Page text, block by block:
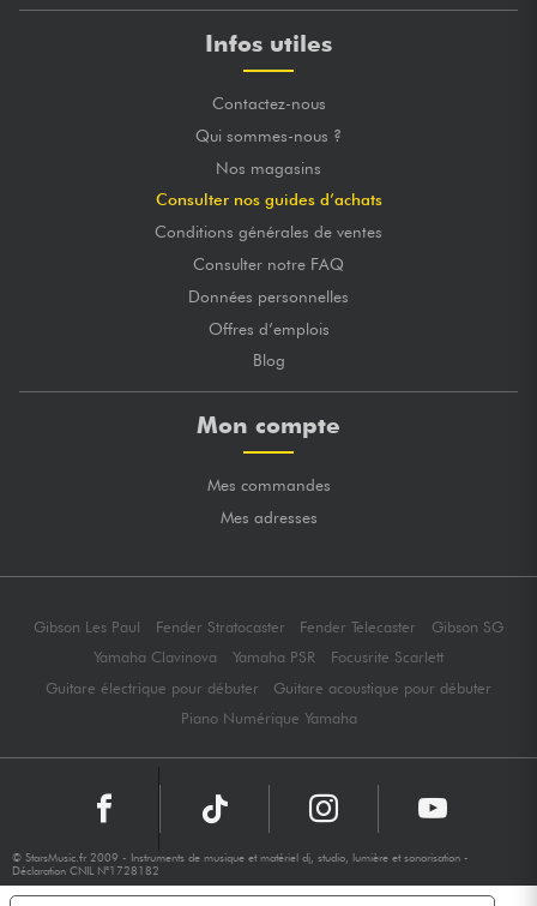
Infos utiles
Contactez-nous
Qui sommes-nous ?
Nos magasins
Consulter nos guides d’achats
Conditions générales de ventes
Consulter notre FAQ
Données personnelles
Offres d’emplois
Blog
Mon compte
Mes commandes
Mes adresses
Gibson Les Paul Fender Stratocaster Fender Telecaster
Gibson SG
Yamaha Clavinova
Yamaha PSR
Focusrite Scarlett
Guitare électrique pour débuter
Guitare acoustique pour débuter
Piano Numérique Yamaha
© StarsMusic.fr 2009 - Instruments de musique et matériel dj, studio, lumière et sonorisation -
Déclaration CNIL N°1728182